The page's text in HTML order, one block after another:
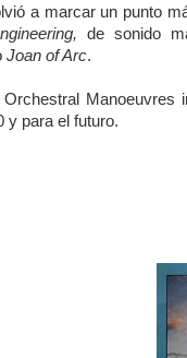
a marcar un punto
de sonido
Joan of Arc.
y para el futuro.